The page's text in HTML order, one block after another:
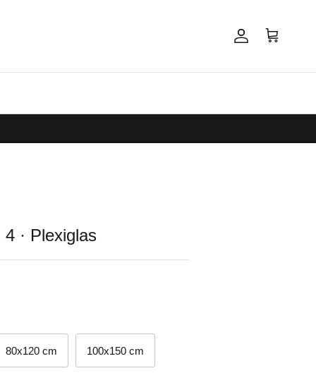
AccountWinkelwagen
· Plexiglas
80x120 cm 100x150 cm